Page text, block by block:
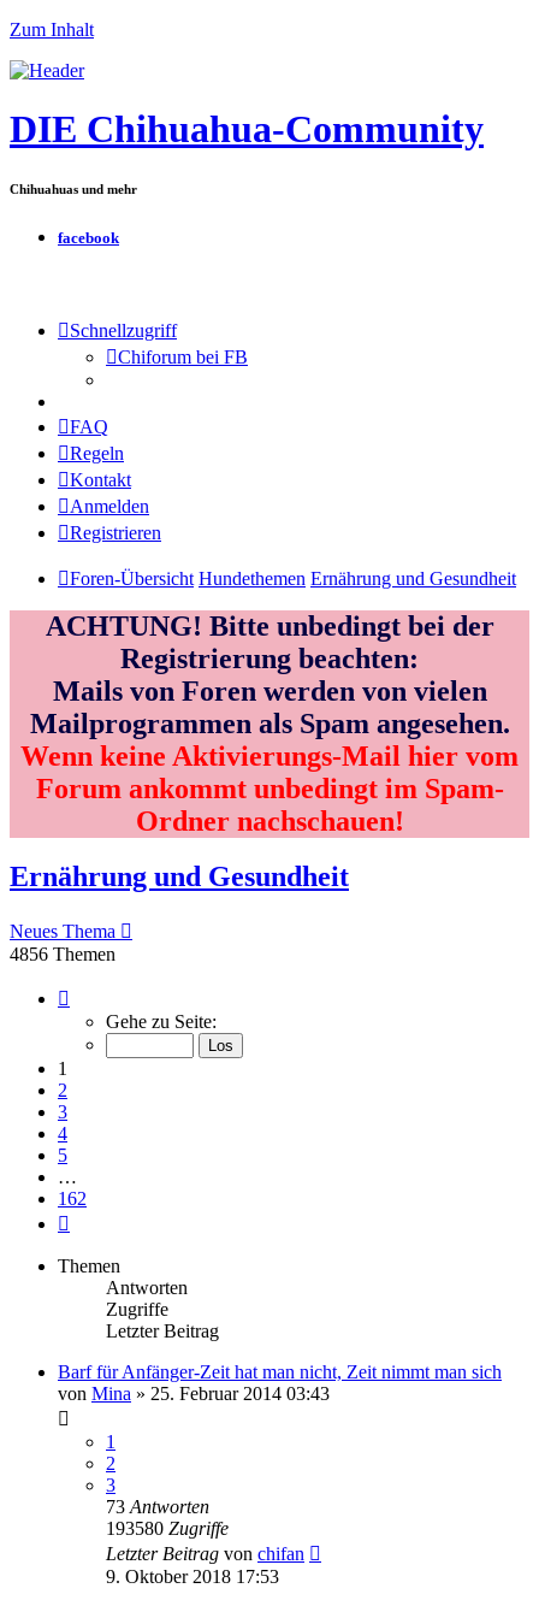
Zum Inhalt
DIE Chihuahua-Community
Chihuahuas und mehr
facebook
Schnellzugriff
Chiforum bei FB
FAQ
Regeln
Kontakt
Anmelden
Registrieren
Foren-Übersicht Hundethemen Ernährung und Gesundheit
ACHTUNG! Bitte unbedingt bei der
Registrierung beachten:
Mails von Foren werden von vielen
Mailprogrammen als Spam angesehen.
Wenn keine Aktivierungs-Mail hier vom
Forum ankommt unbedingt im Spam-
Ordner nachschauen!
Ernährung und Gesundheit
Neues Thema
4856 Themen
von
Gehe zu Seite:
1
2
3
4
5
…
162
Themen
Antworten
Zugriffe
Letzter Beitrag
Barf für Anfänger-Zeit hat man nicht, Zeit nimmt man sich
von Mina » 25. Februar 2014 03:43
1
2
3
73 Antworten
193580 Zugriffe
Letzter Beitrag von chifan
9. Oktober 2018 17:53